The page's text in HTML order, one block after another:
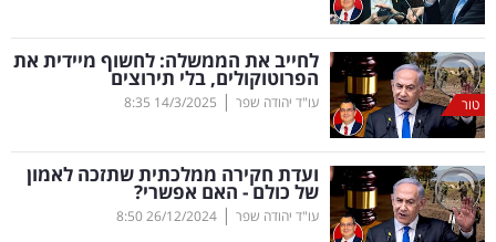
דעות
רכילות
עסקית
קריפטו
ויראלי
טור
לחייב את הממשלה: לחשוף מיידית את
הפרוטוקולים, בלי תירוצים
עו"ד יהודה שפר |
14/3/2025
8:35
ועדת חקירה ממלכתית שתזכה לאמון
של כולם - האם אפשרי?
עו"ד יהודה שפר |
26/12/2024
8:50